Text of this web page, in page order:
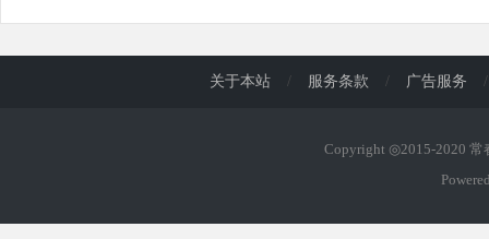
关于本站 / 服务条款 / 广告服务 /
Copyright ◎2015-2020 常